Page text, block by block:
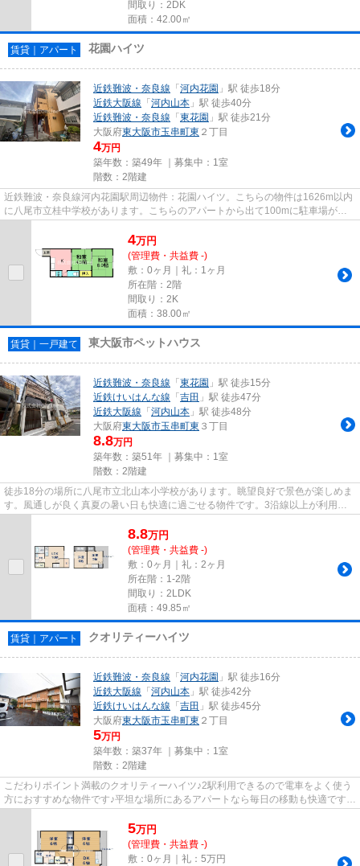
間取り：2DK
面積：42.00㎡
賃貸｜アパート 花園ハイツ
近鉄難波・奈良線 「河内花園 」駅 徒歩18分
近鉄大阪線 「河内山本 」駅 徒歩40分
近鉄難波・奈良線 「東花園 」駅 徒歩21分
大阪府東大阪市玉串町東 ２丁目
4万円
築年数：築49年 ｜募集中： 1室
階数：2階建
近鉄難波・奈良線河内花園駅周辺物件：花園ハイツ。こちらの物件は1626m以内
に八尾市立桂中学校があります。こちらのアパートから出て100mに駐車場があ
ります。場所が平坦なのは、ラン...
4万円
(管理費・共益費 -)
敷：0ヶ月｜礼：1ヶ月
所在階：2階
間取り：2K
面積：38.00㎡
賃貸｜一戸建て 東大阪市ペットハウス
近鉄難波・奈良線 「東花園 」駅 徒歩15分
近鉄けいはんな線 「吉田 」駅 徒歩47分
近鉄大阪線 「河内山本 」駅 徒歩48分
大阪府東大阪市玉串町東 ３丁目
8.8万円
築年数：築51年 ｜募集中： 1室
階数：2階建
徒歩18分の場所に八尾市立北山本小学校があります。眺望良好で景色が楽しめま
す。風通しが良く真夏の暑い日も快適に過ごせる物件です。3沿線以上が利用で
きる物件なので、お出かけする...
8.8万円
(管理費・共益費 -)
敷：0ヶ月｜礼：2ヶ月
所在階：1-2階
間取り：2LDK
面積：49.85㎡
賃貸｜アパート クオリティーハイツ
近鉄難波・奈良線 「河内花園 」駅 徒歩16分
近鉄大阪線 「河内山本 」駅 徒歩42分
近鉄けいはんな線 「吉田 」駅 徒歩45分
大阪府東大阪市玉串町東 ２丁目
5万円
築年数：築37年 ｜募集中： 1室
階数：2階建
こだわりポイント満載のクオリティーハイツ♪2駅利用できるので電車をよく使う
方におすすめな物件です♪平坦な場所にあるアパートなら毎日の移動も快適です♪
さわやかな朝を迎えることの...
5万円
(管理費・共益費 -)
敷：0ヶ月｜礼：5万円